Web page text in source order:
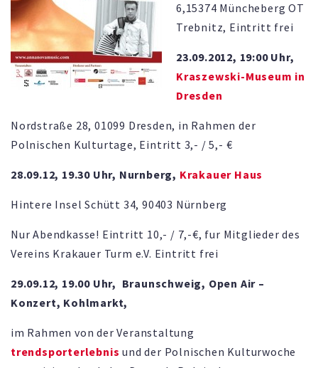
6,15374 Müncheberg OT
Trebnitz, Eintritt frei
23.09.2012, 19:00 Uhr,
Kraszewski-Museum in
Dresden
Nordstraße 28, 01099 Dresden, in Rahmen der
Polnischen Kulturtage, Eintritt 3,- / 5,- €
28.09.12, 19.30 Uhr, Nurnberg, Krakauer Haus
Hintere Insel Schütt 34, 90403 Nürnberg
Nur Abendkasse! Eintritt 10,- / 7,-€, fur Mitglieder des
Vereins Krakauer Turm e.V. Eintritt frei
29.09.12, 19.00 Uhr, Braunschweig, Open Air –
Konzert, Kohlmarkt,
im Rahmen von der Veranstaltung
trendsporterlebnis und der Polnischen Kulturwoche